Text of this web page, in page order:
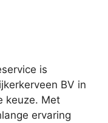
is
BV in
keuze. Met
ervaring